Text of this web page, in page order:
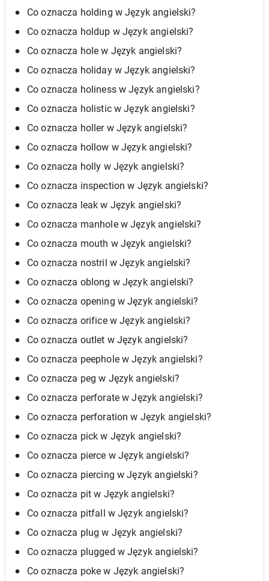
Co oznacza holding w Język angielski?
Co oznacza holdup w Język angielski?
Co oznacza hole w Język angielski?
Co oznacza holiday w Język angielski?
Co oznacza holiness w Język angielski?
Co oznacza holistic w Język angielski?
Co oznacza holler w Język angielski?
Co oznacza hollow w Język angielski?
Co oznacza holly w Język angielski?
Co oznacza inspection w Język angielski?
Co oznacza leak w Język angielski?
Co oznacza manhole w Język angielski?
Co oznacza mouth w Język angielski?
Co oznacza nostril w Język angielski?
Co oznacza oblong w Język angielski?
Co oznacza opening w Język angielski?
Co oznacza orifice w Język angielski?
Co oznacza outlet w Język angielski?
Co oznacza peephole w Język angielski?
Co oznacza peg w Język angielski?
Co oznacza perforate w Język angielski?
Co oznacza perforation w Język angielski?
Co oznacza pick w Język angielski?
Co oznacza pierce w Język angielski?
Co oznacza piercing w Język angielski?
Co oznacza pit w Język angielski?
Co oznacza pitfall w Język angielski?
Co oznacza plug w Język angielski?
Co oznacza plugged w Język angielski?
Co oznacza poke w Język angielski?